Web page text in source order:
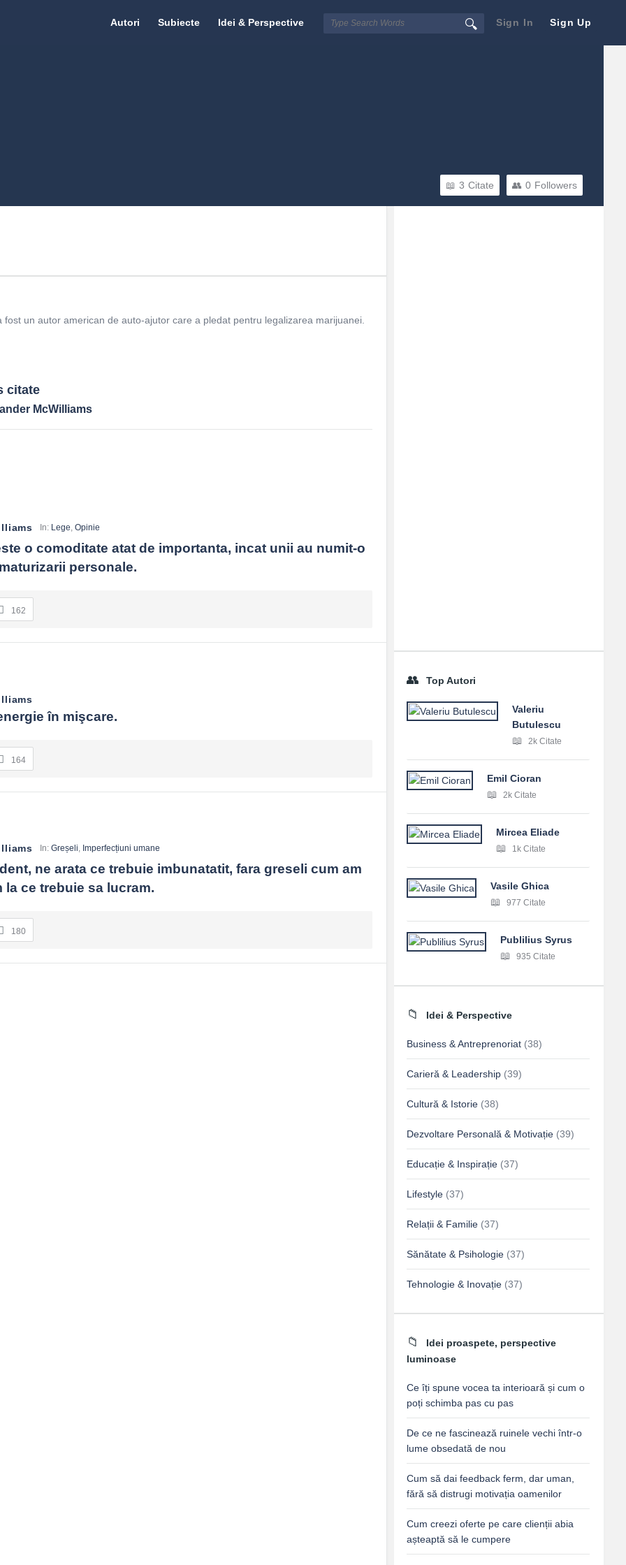
Sign In Sign Up
Citate.ro
Autori Subiecte Idei & Perspective
0 Followers
3 Citate
fost un autor american de auto-ajutor care a pledat pentru legalizarea marijuanei.
citate
McWilliams
In: Lege, Opinie
o comoditate atat de importanta, incat unii au numit-o
personale.
162
în mişcare.
164
In: Greșeli, Imperfecțiuni umane
ne arata ce trebuie imbunatatit, fara greseli cum am
la ce trebuie sa lucram.
180
Top Autori
Valeriu
Butulescu
2k Citate
Emil Cioran
2k Citate
Mircea Eliade
1k Citate
Vasile Ghica
977 Citate
Publilius Syrus
935 Citate
Idei & Perspective
Business & Antreprenoriat (38)
Carieră & Leadership (39)
Cultură & Istorie (38)
Dezvoltare Personală & Motivație (39)
Educație & Inspirație (37)
Lifestyle (37)
Relații & Familie (37)
Sănătate & Psihologie (37)
Tehnologie & Inovație (37)
Idei proaspete, perspective
luminoase
Ce îți spune vocea ta interioară și cum o
poți schimba pas cu pas
De ce ne fascinează ruinele vechi într-o
lume obsedată de nou
Cum să dai feedback ferm, dar uman,
fără să distrugi motivația oamenilor
Cum creezi oferte pe care clienții abia
așteaptă să le cumpere